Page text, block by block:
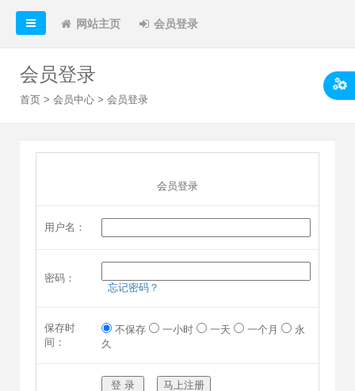
网站主页 会员登录
会员登录
首页 > 会员中心 > 会员登录
会员登录
用户名：
密码：
忘记密码？
保存时
间：
不保存 一小时 一天 一个月
永
久